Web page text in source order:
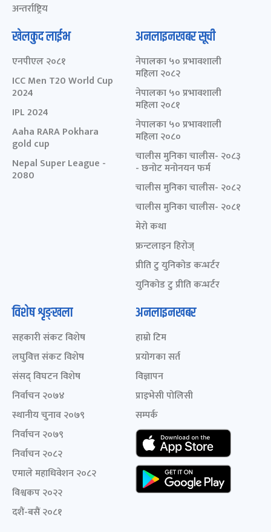
अन्तर्राष्ट्रिय
खेलकुद लाईभ
एनपीएल २०८१
ICC Men T20 World Cup
2024
IPL 2024
Aaha RARA Pokhara
gold cup
Nepal Super League -
2080
अनलाइनखबर सूची
नेपालका ५० प्रभावशाली
महिला २०८२
नेपालका ५० प्रभावशाली
महिला २०८१
नेपालका ५० प्रभावशाली
महिला २०८०
चालीस मुनिका चालीस- २०८३
- छनोट मनोनयन फर्म
चालीस मुनिका चालीस- २०८२
चालीस मुनिका चालीस- २०८१
मेरो कथा
फ्रन्टलाइन हिरोज्
प्रीति टु युनिकोड कन्भर्टर
युनिकोड टु प्रीति कन्भर्टर
विशेष शृङ्खला
सहकारी संकट विशेष
लघुवित्त संकट विशेष
संसद् विघटन विशेष
निर्वाचन २०७४
स्थानीय चुनाव २०७९
निर्वाचन २०७९
निर्वाचन २०८२
एमाले महाधिवेशन २०८२
विश्वकप २०२२
दशैं-बसैं २०८१
अनलाइनखबर
हाम्रो टिम
प्रयोगका सर्त
विज्ञापन
प्राइभेसी पोलिसी
सम्पर्क